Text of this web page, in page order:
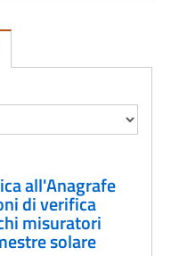
all'Anagrafe
di verifica
misuratori
solare